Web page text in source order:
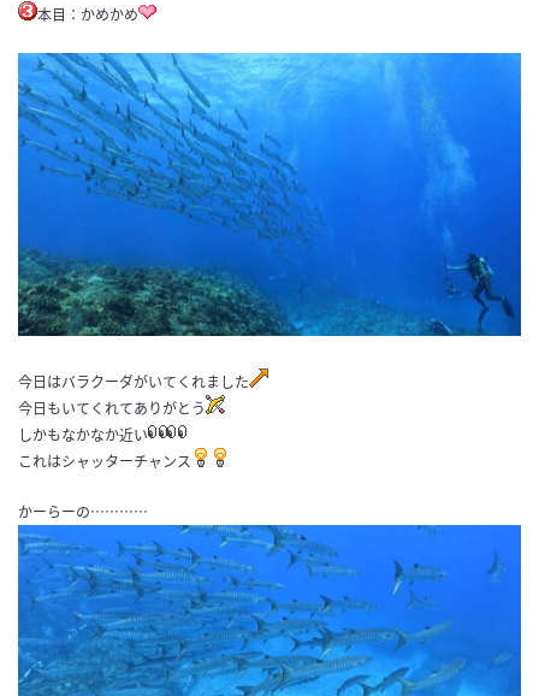
本目：かめかめ
今日はバラクーダがいてくれました
今日もいてくれてありがとう
しかもなかなか近い
これはシャッターチャンス
かーらーの…………